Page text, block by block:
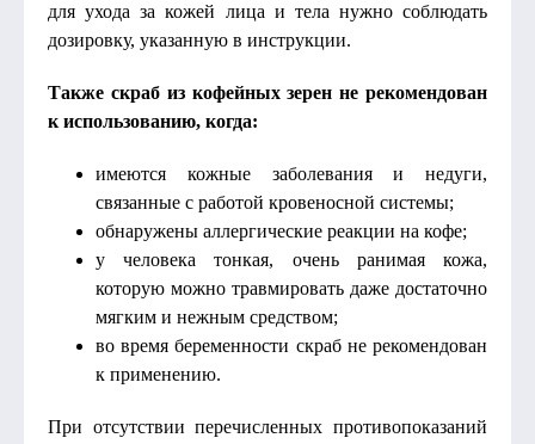
для ухода за кожей лица и тела нужно соблюдать
дозировку, указанную в инструкции.
Также скраб из кофейных зерен не рекомендован
к использованию, когда:
имеются кожные заболевания и недуги,
связанные с работой кровеносной системы;
обнаружены аллергические реакции на кофе;
у человека тонкая, очень ранимая кожа,
которую можно травмировать даже достаточно
мягким и нежным средством;
во время беременности скраб не рекомендован
к применению.
При отсутствии перечисленных противопоказаний